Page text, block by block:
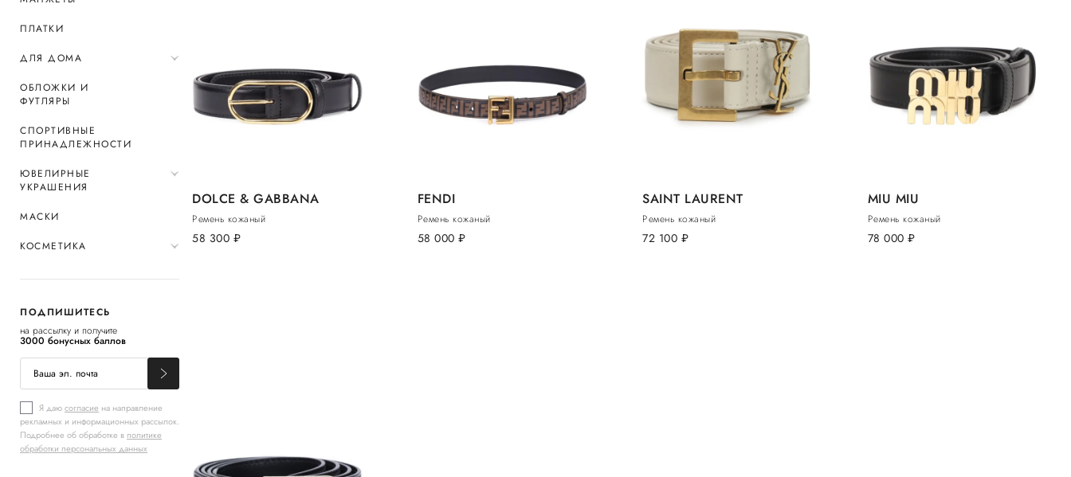
ПЛАТКИ
ДЛЯ ДОМА
ОБЛОЖКИ И
ФУТЛЯРЫ
СПОРТИВНЫЕ
ПРИНАДЛЕЖНОСТИ
ЮВЕЛИРНЫЕ
УКРАШЕНИЯ
МАСКИ
КОСМЕТИКА
ПОДПИШИТЕСЬ
на рассылку и получите
3000 бонусных баллов
Я даюсогласие на направление
рекламных и информационных рассылок.
Подробнее об обработке в политике
обработки персональных данных
DOLCE & GABBANA
Ремень кожаный
58 300 руб.
FENDI
Ремень кожаный
58 000 руб.
SAINT LAURENT
Ремень кожаный
72 100 руб.
MIU MIU
Ремень кожаный
78 000 руб.